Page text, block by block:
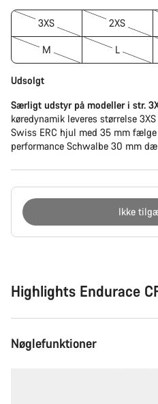
3XS 2XS
M L
Udsolgt
Særligt udstyr på modeller i str.
køredynamik leveres størrelse
Swiss ERC hjul med 35 mm
performance Schwalbe 30 mm
Ikke
købe
Highlights Endurace
Nøglefunktioner